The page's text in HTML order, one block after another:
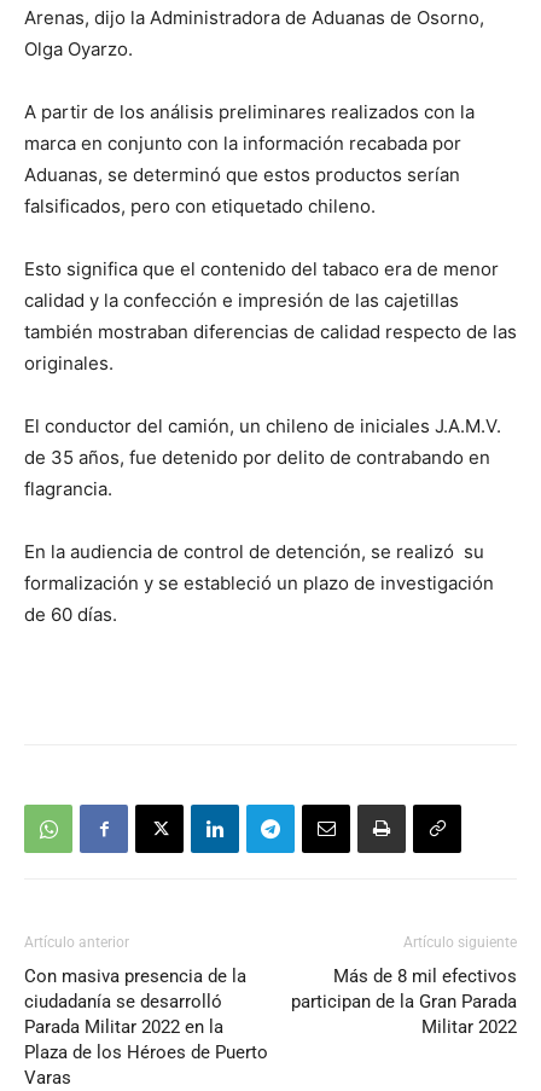
Arenas, dijo la Administradora de Aduanas de Osorno,
Olga Oyarzo.
A partir de los análisis preliminares realizados con la
marca en conjunto con la información recabada por
Aduanas, se determinó que estos productos serían
falsificados, pero con etiquetado chileno.
Esto significa que el contenido del tabaco era de menor
calidad y la confección e impresión de las cajetillas
también mostraban diferencias de calidad respecto de las
originales.
El conductor del camión, un chileno de iniciales J.A.M.V.
de 35 años, fue detenido por delito de contrabando en
flagrancia.
En la audiencia de control de detención, se realizó su
formalización y se estableció un plazo de investigación
de 60 días.
Artículo anterior
Con masiva presencia de la
ciudadanía se desarrolló
Parada Militar 2022 en la
Plaza de los Héroes de Puerto
Varas
Artículo siguiente
Más de 8 mil efectivos
participan de la Gran Parada
Militar 2022